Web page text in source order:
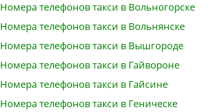
Номера телефонов такси в Вольногорске
Номера телефонов такси в Вольнянске
Номера телефонов такси в Вышгороде
Номера телефонов такси в Гайвороне
Номера телефонов такси в Гайсине
Номера телефонов такси в Геническе